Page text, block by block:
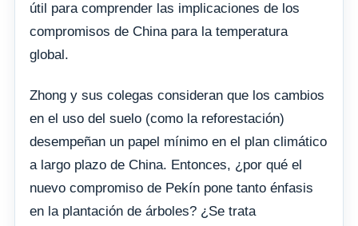
útil para comprender las implicaciones de los
compromisos de China para la temperatura
global.
Zhong y sus colegas consideran que los cambios
en el uso del suelo (como la reforestación)
desempeñan un papel mínimo en el plan climático
a largo plazo de China. Entonces, ¿por qué el
nuevo compromiso de Pekín pone tanto énfasis
en la plantación de árboles? ¿Se trata